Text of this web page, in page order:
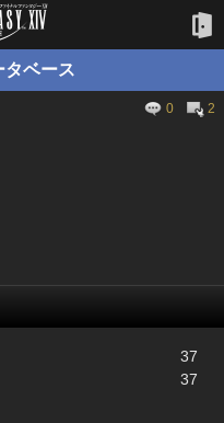
タベース
0
2
37
37